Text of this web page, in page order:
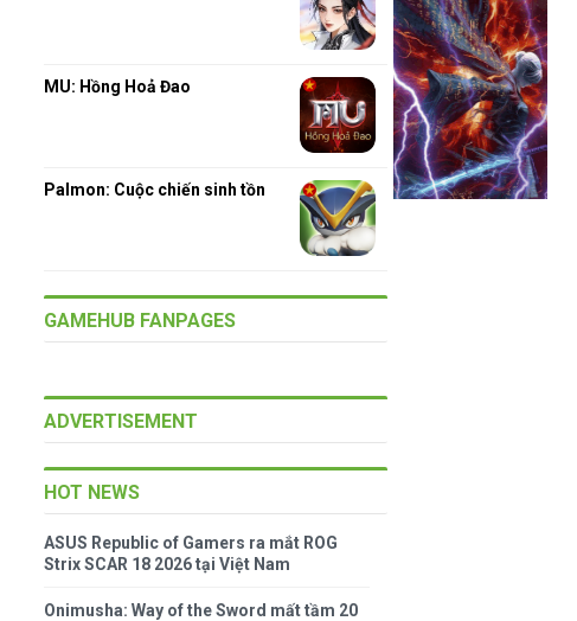
MU: Hồng Hoả Đao
Palmon: Cuộc chiến sinh tồn
GAMEHUB FANPAGES
ADVERTISEMENT
HOT NEWS
ASUS Republic of Gamers ra mắt ROG
Strix SCAR 18 2026 tại Việt Nam
Onimusha: Way of the Sword mất tầm 20